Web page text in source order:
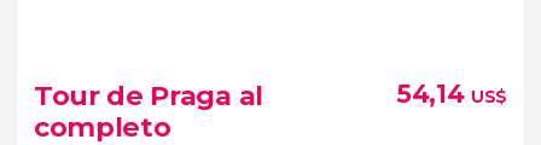
joya de
Bohemia Occidental
Tour de Praga al
completo
54,14 US$